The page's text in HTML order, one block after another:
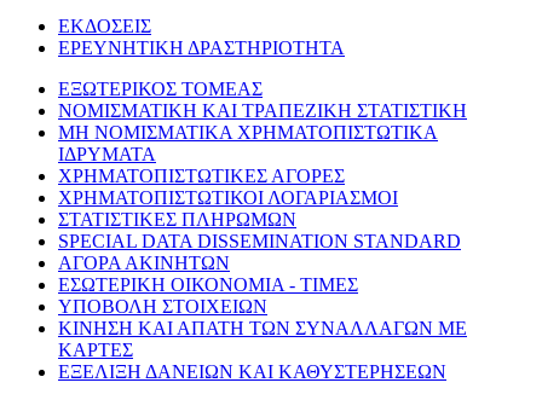
ΕΚΔΟΣΕΙΣ
ΕΡΕΥΝΗΤΙΚΗ ΔΡΑΣΤΗΡΙΟΤΗΤΑ
ΕΞΩΤΕΡΙΚΟΣ ΤΟΜΕΑΣ
ΝΟΜΙΣΜΑΤΙΚΗ ΚΑΙ ΤΡΑΠΕΖΙΚΗ ΣΤΑΤΙΣΤΙΚΗ
ΜΗ ΝΟΜΙΣΜΑΤΙΚΑ ΧΡΗΜΑΤΟΠΙΣΤΩΤΙΚΑ
ΙΔΡΥΜΑΤΑ
ΧΡΗΜΑΤΟΠΙΣΤΩΤΙΚΕΣ ΑΓΟΡΕΣ
ΧΡΗΜΑΤΟΠΙΣΤΩΤΙΚΟΙ ΛΟΓΑΡΙΑΣΜΟΙ
ΣΤΑΤΙΣΤΙΚΕΣ ΠΛΗΡΩΜΩΝ
SPECIAL DATA DISSEMINATION STANDARD
ΑΓΟΡΑ ΑΚΙΝΗΤΩΝ
ΕΣΩΤΕΡΙΚΗ ΟΙΚΟΝΟΜΙΑ - ΤΙΜΕΣ
ΥΠΟΒΟΛΗ ΣΤΟΙΧΕΙΩΝ
ΚΙΝΗΣΗ ΚΑΙ ΑΠΑΤΗ ΤΩΝ ΣΥΝΑΛΛΑΓΩΝ ΜΕ
ΚΑΡΤΕΣ
ΕΞΕΛΙΞΗ ΔΑΝΕΙΩΝ ΚΑΙ ΚΑΘΥΣΤΕΡΗΣΕΩΝ